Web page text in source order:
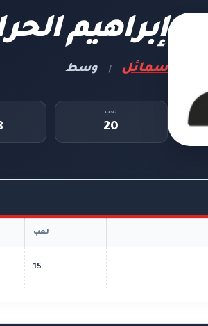
إبراهيم
سمائل | وسط
لعب
20
لعب
15